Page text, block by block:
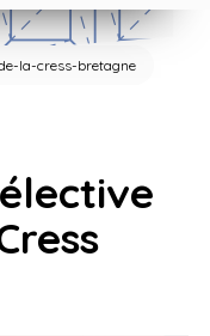
la-cress-bretagne